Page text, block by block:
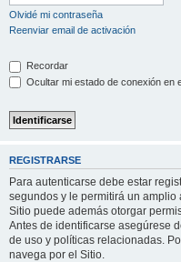
Olvidé mi contraseña
Reenviar email de activación
Recordar
Ocultar mi estado de conexión en
REGISTRARSE
Para autenticarse debe estar
segundos y le permitirá un amplio
Sitio puede además otorgar
Antes de identificarse asegúrese
de uso y políticas relacionadas.
navega por el Sitio.